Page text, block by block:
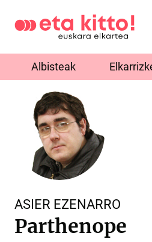
Albisteak
ASIER EZENARRO
Parthenope